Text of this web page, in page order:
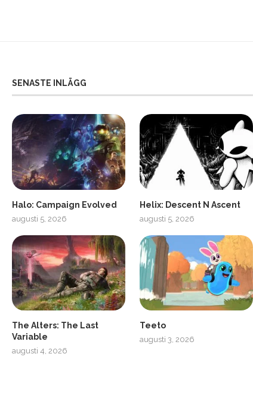
SENASTE INLÄGG
Halo: Campaign Evolved
augusti 5, 2026
Helix: Descent N Ascent
augusti 5, 2026
The Alters: The Last
Variable
augusti 4, 2026
Teeto
augusti 3, 2026
SCUF Gaming Omega